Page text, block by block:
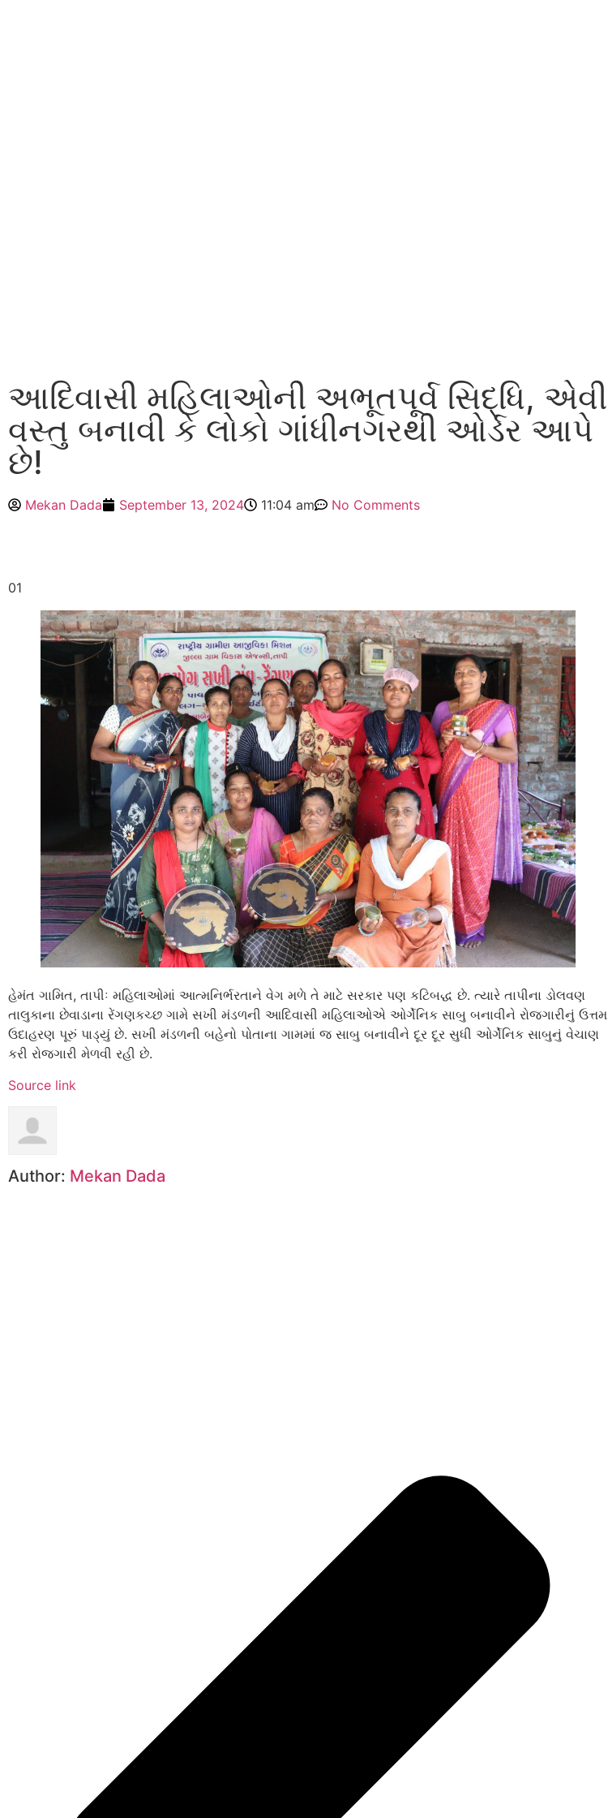
આદિવાસી મહિલાઓની અભૂતપૂર્વ સિદ્ધિ, એવી
વસ્તુ બનાવી કે લોકો ગાંધીનગરથી ઓર્ડર આપે
છે!
Mekan Dada September 13, 2024 11:04 am No Comments
01
હેમંત ગામિત, તાપીઃ મહિલાઓમાં આત્મનિર્ભરતાને વેગ મળે તે માટે સરકાર પણ કટિબદ્ધ છે. ત્યારે તાપીના ડોલવણ
તાલુકાના છેવાડાના રેંગણકચ્છ ગામે સખી મંડળની આદિવાસી મહિલાઓએ ઓર્ગેનિક સાબુ બનાવીને રોજગારીનું ઉત્તમ
ઉદાહરણ પૂરું પાડ્યું છે. સખી મંડળની બહેનો પોતાના ગામમાં જ સાબુ બનાવીને દૂર દૂર સુધી ઓર્ગેનિક સાબુનું વેચાણ
કરી રોજગારી મેળવી રહી છે.
Source link
Author: Mekan Dada